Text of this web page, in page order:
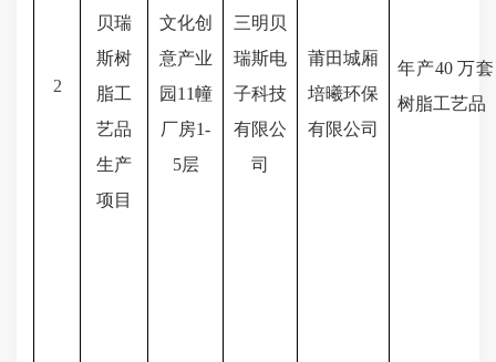
2
贝瑞
斯树
脂工
艺品
生产
项目
文化创
意产业
园 11幢
厂房1-
5层
三明贝
瑞斯电
子科技
有限公
司
莆田城厢
培曦环保
有限公司
年产40 万套
树脂工艺品